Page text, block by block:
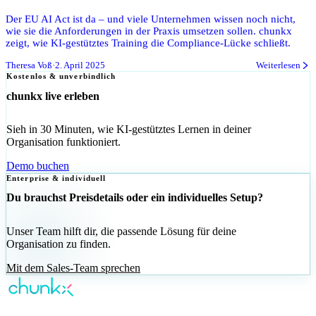
Der EU AI Act ist da – und viele Unternehmen wissen noch nicht,
wie sie die Anforderungen in der Praxis umsetzen sollen. chunkx
zeigt, wie KI-gestütztes Training die Compliance-Lücke schließt.
Theresa Voß·2. April 2025 Weiterlesen
Kostenlos & unverbindlich
chunkx live erleben
Sieh in 30 Minuten, wie KI-gestütztes Lernen in deiner
Organisation funktioniert.
Demo buchen
Enterprise & individuell
Du brauchst Preisdetails oder ein individuelles Setup?
Unser Team hilft dir, die passende Lösung für deine
Organisation zu finden.
Mit dem Sales-Team sprechen